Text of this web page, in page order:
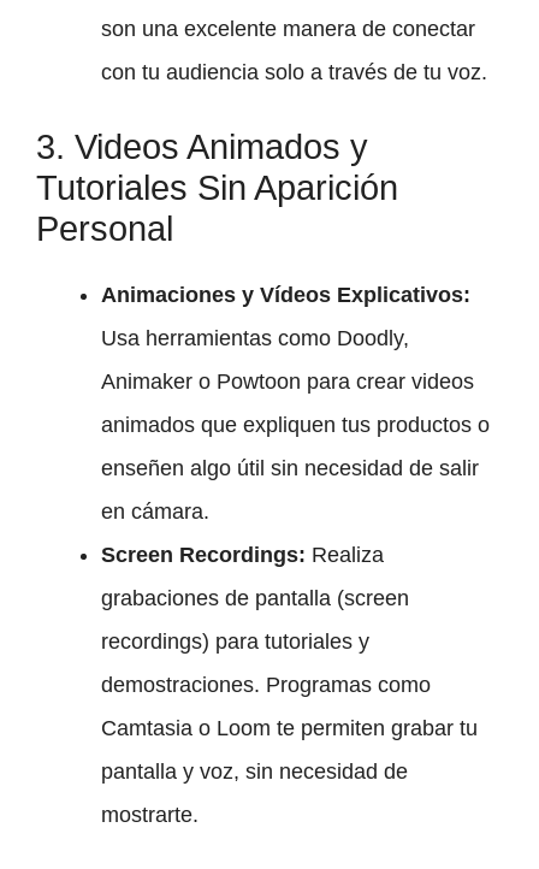
son una excelente manera de conectar
con tu audiencia solo a través de tu voz.
3. Videos Animados y
Tutoriales Sin Aparición
Personal
Animaciones y Vídeos Explicativos:
Usa herramientas como Doodly,
Animaker o Powtoon para crear videos
animados que expliquen tus productos o
enseñen algo útil sin necesidad de salir
en cámara.
Screen Recordings: Realiza
grabaciones de pantalla (screen
recordings) para tutoriales y
demostraciones. Programas como
Camtasia o Loom te permiten grabar tu
pantalla y voz, sin necesidad de
mostrarte.